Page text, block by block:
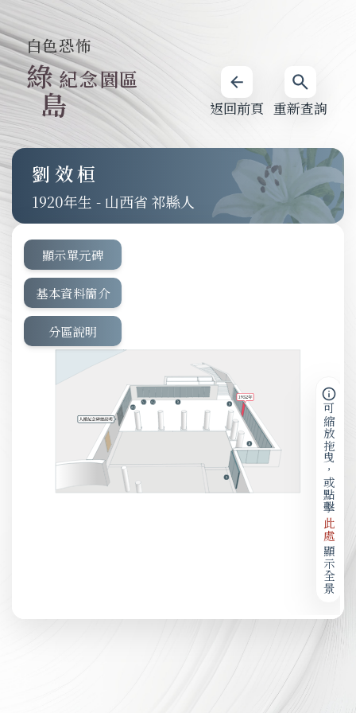
重新查詢
返回前頁
白色恐怖
綠
島
紀念園區
劉效桓
1920 - 山西省 祁縣人
顯示單元碑
基本資料簡介
分區說明
可縮放拖曳，或點擊
此處
顯示全景